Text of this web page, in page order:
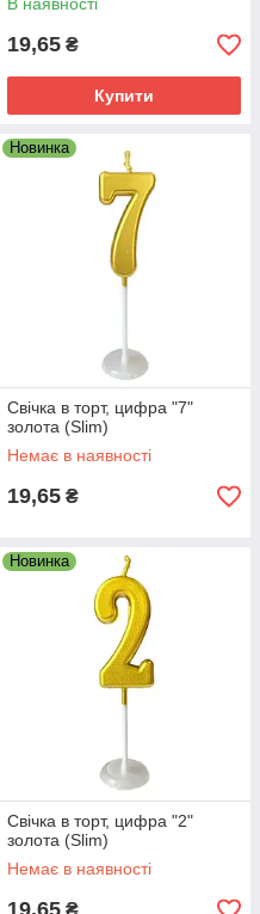
19,65 ₴
Купити
Новинка
Свічка в торт, цифра "7"
золота (Slim)
Немає в наявності
19,65 ₴
Новинка
Свічка в торт, цифра "2"
золота (Slim)
Немає в наявності
19,65 ₴